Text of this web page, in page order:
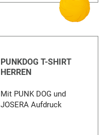
PUNKDOG T-SHIRT
HERREN
Mit PUNK DOG und
JOSERA Aufdruck